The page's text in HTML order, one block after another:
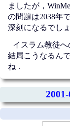
ましたが，
の問題は2038年
深刻になるでしょ
イスラム教徒へ
結局こうなるん
ね．
2001-